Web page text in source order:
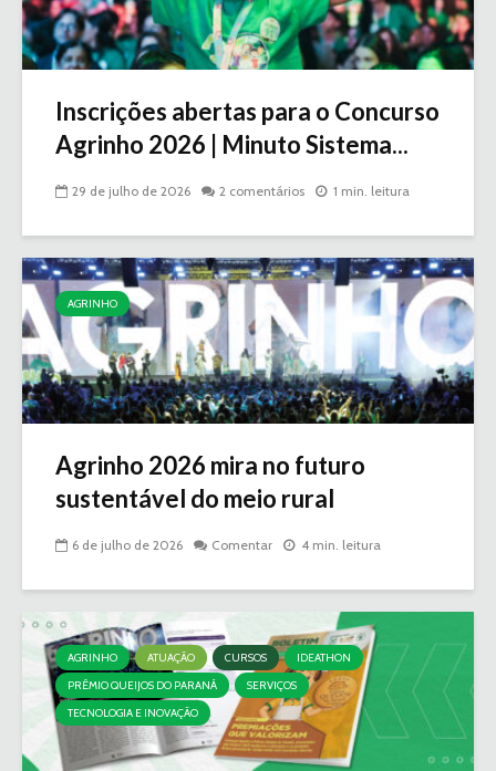
Inscrições abertas para o Concurso
Agrinho 2026 | Minuto Sistema...
29 de julho de 2026 2 comentários 1 min. leitura
AGRINHO
Agrinho 2026 mira no futuro
sustentável do meio rural
6 de julho de 2026 Comentar 4 min. leitura
AGRINHO ATUAÇÃO CURSOS
IDEATHON
PRÊMIO QUEIJOS DO PARANÁ
SERVIÇOS
TECNOLOGIA E INOVAÇÃO